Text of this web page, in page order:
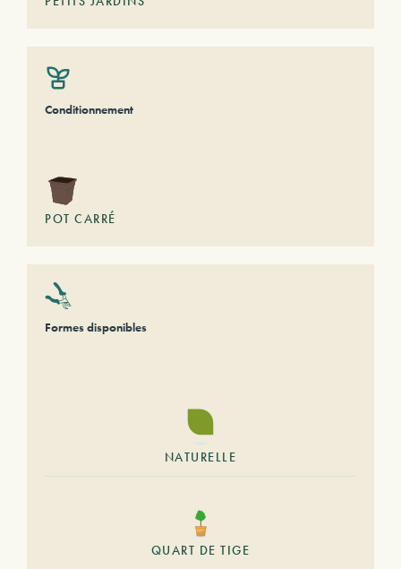
Conditionnement
POT CARRÉ
Formes disponibles
NATURELLE
QUART DE TIGE